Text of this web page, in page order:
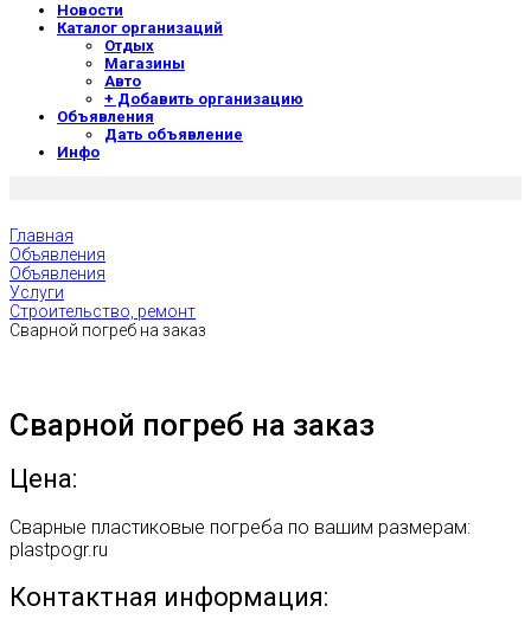
Новости
Каталог организаций
Отдых
Магазины
Авто
+ Добавить организацию
Объявления
Дать объявление
Инфо
Главная
Объявления
Объявления
Услуги
Строительство, ремонт
Сварной погреб на заказ
Сварной погреб на заказ
Цена:
Сварные пластиковые погреба по вашим размерам:
plastpogr.ru
Контактная информация: